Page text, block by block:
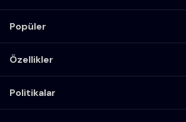
Popüler
Özellikler
Politikalar